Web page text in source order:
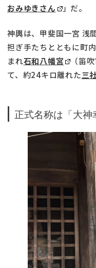
おみゆきさん
」だ。
神輿は、甲斐国一宮 浅
担ぎ手たちとともに町
まれ石和八幡宮
（笛
て、約24キロ離れた三
正式名称は「大神